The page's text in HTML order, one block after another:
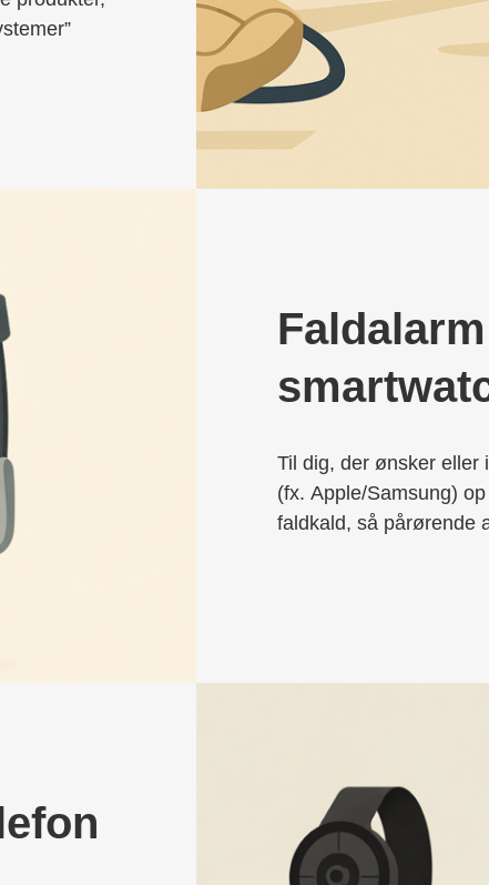
Til dig, der ønsker eller
(fx. Apple/Samsung)
faldkald, så pårørende